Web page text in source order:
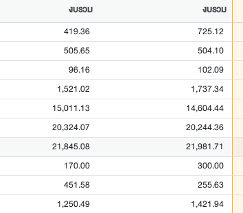
งบรวม งบรวม
419.36 725.12
505.65 504.10
96.16 102.09
1,521.02 1,737.34
15,011.13 14,604.44
20,324.07 20,244.36
21,845.08 21,981.71
170.00 300.00
451.58 255.63
1,250.49 1,421.94